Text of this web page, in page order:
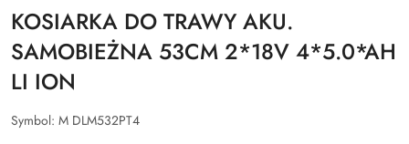
KOSIARKA DO TRAWY AKU.
SAMOBIEŻNA 53CM 2*18V 4*5.0*AH
LI ION
Symbol: M DLM532PT4